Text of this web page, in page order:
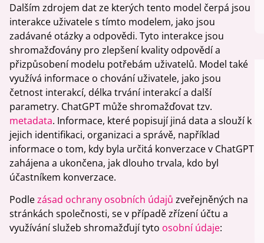
Dalším zdrojem dat ze kterých tento model čerpá jsou
interakce uživatele s tímto modelem, jako jsou
zadávané otázky a odpovědi. Tyto interakce jsou
shromažďovány pro zlepšení kvality odpovědí a
přizpůsobení modelu potřebám uživatelů. Model také
využívá informace o chování uživatele, jako jsou
četnost interakcí, délka trvání interakcí a další
parametry. ChatGPT může shromažďovat tzv.
metadata. Informace, které popisují jiná data a slouží k
jejich identifikaci, organizaci a správě, například
informace o tom, kdy byla určitá konverzace v ChatGPT
zahájena a ukončena, jak dlouho trvala, kdo byl
účastníkem konverzace.
Podlezásad ochrany osobních údajů zveřejněných na
stránkách společnosti, se v případě zřízení účtu a
využívání služeb shromažďují tyto osobní údaje: